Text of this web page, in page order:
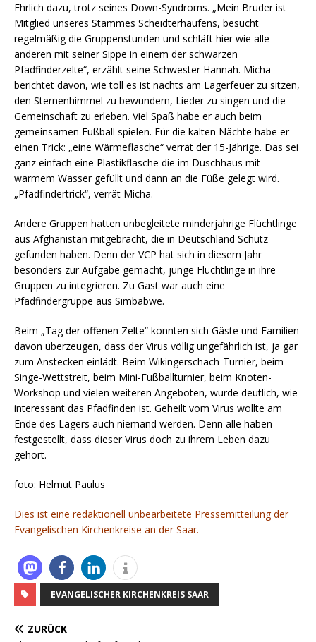
Ehrlich dazu, trotz seines Down-Syndroms. „Mein Bruder ist
Mitglied unseres Stammes Scheidterhaufens, besucht
regelmäßig die Gruppenstunden und schläft hier wie alle
anderen mit seiner Sippe in einem der schwarzen
Pfadfinderzelte“, erzählt seine Schwester Hannah. Micha
berichtet davon, wie toll es ist nachts am Lagerfeuer zu sitzen,
den Sternenhimmel zu bewundern, Lieder zu singen und die
Gemeinschaft zu erleben. Viel Spaß habe er auch beim
gemeinsamen Fußball spielen. Für die kalten Nächte habe er
einen Trick: „eine Wärmeflasche“ verrät der 15-Jährige. Das sei
ganz einfach eine Plastikflasche die im Duschhaus mit
warmem Wasser gefüllt und dann an die Füße gelegt wird.
„Pfadfindertrick“, verrät Micha.
Andere Gruppen hatten unbegleitete minderjährige Flüchtlinge
aus Afghanistan mitgebracht, die in Deutschland Schutz
gefunden haben. Denn der VCP hat sich in diesem Jahr
besonders zur Aufgabe gemacht, junge Flüchtlinge in ihre
Gruppen zu integrieren. Zu Gast war auch eine
Pfadfindergruppe aus Simbabwe.
Beim „Tag der offenen Zelte“ konnten sich Gäste und Familien
davon überzeugen, dass der Virus völlig ungefährlich ist, ja gar
zum Anstecken einlädt. Beim Wikingerschach-Turnier, beim
Singe-Wettstreit, beim Mini-Fußballturnier, beim Knoten-
Workshop und vielen weiteren Angeboten, wurde deutlich, wie
interessant das Pfadfinden ist. Geheilt vom Virus wollte am
Ende des Lagers auch niemand werden. Denn alle haben
festgestellt, dass dieser Virus doch zu ihrem Leben dazu
gehört.
foto: Helmut Paulus
Dies ist eine redaktionell unbearbeitete Pressemitteilung der
Evangelischen Kirchenkreise an der Saar.
EVANGELISCHER KIRCHENKREIS SAAR
ZURÜCK